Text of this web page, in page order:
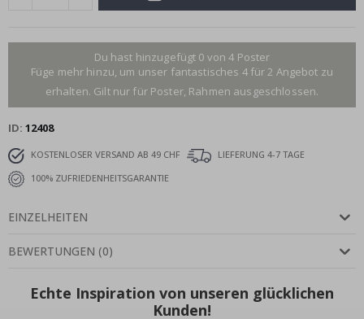
Du hast hinzugefügt 0 von 4 Poster
Füge mehr hinzu, um unser fantastisches 4 für 2 Angebot zu
erhalten. Gilt nur für Poster, Rahmen ausgeschlossen.
ID 12408
KOSTENLOSER VERSAND AB 49 CHF
LIEFERUNG 4-7 TAGE
100% ZUFRIEDENHEITSGARANTIE
EINZELHEITEN
BEWERTUNGEN (0)
Echte Inspiration von unseren glücklichen
Kunden!